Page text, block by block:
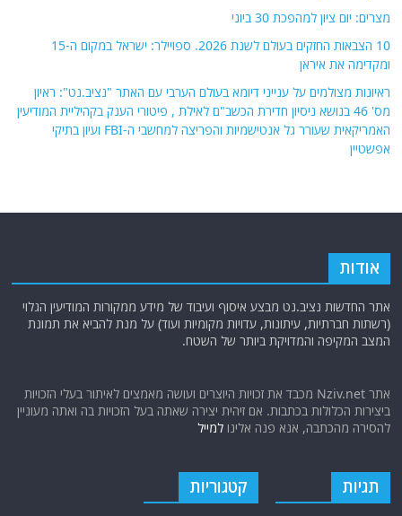
מצרים: יום ציון למהפכת 30 ביוני
10 הצבאות החזקים בעולם לשנת 2026. ספויילר: ישראל במקום ה-15
ומקדימה את איראן
ראיונות מצולמים על ענייני דיומא בעולם הערבי עם האתר "נציב.נט": ראיון
מס' 46 בנושא ניסיון חדירת הכשב"ם לאילת , פיטורי הענק בקהיליית המודיעין
האמריקאית שעורר גל אנטישמיות והפריצה למחשבי ה-FBI ועיון בתיקי
אפשטיין
אודות
אתר החדשות נציב.נט מבצע איסוף ועיבוד של מידע ממקורות המודיעין הגלוי
(רשתות חברתיות, עיתונות, עדויות מקומיות ועוד) על מנת להביא את תמונת
המצב המקיפה והמדויקת ביותר של השטח.
אתר Nziv.net מכבד את זכויות היוצרים ועושה מאמצים לאיתור בעלי הזכויות
ביצירות הכלולות בכתבות. אם זיהית יצירה שאתה בעל הזכויות בה ואתה מעוניין
להסירה מהכתבה, אנא פנה אלינולמייל
תגיות קטגוריות